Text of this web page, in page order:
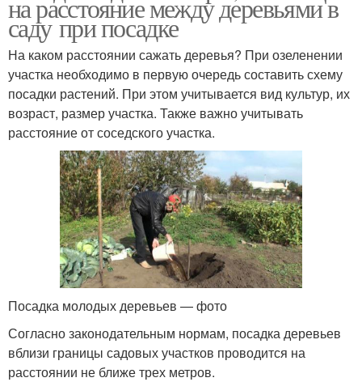
на расстояние между деревьями в
саду при посадке
На каком расстоянии сажать деревья? При озеленении
участка необходимо в первую очередь составить схему
посадки растений. При этом учитывается вид культур, их
возраст, размер участка. Также важно учитывать
расстояние от соседского участка.
Посадка молодых деревьев — фото
Согласно законодательным нормам, посадка деревьев
вблизи границы садовых участков проводится на
расстоянии не ближе трех метров.